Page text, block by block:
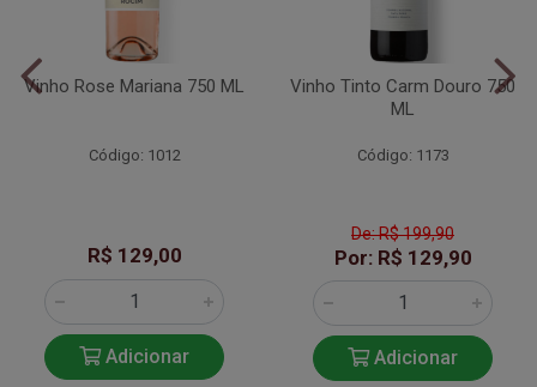
Vinho Rose Mariana 750 ML
Código: 1012
R$ 129,00
Adicionar
Vinho Tinto Carm Douro 750
ML
Código: 1173
De: R$ 199,90
Por: R$ 129,90
Adicionar